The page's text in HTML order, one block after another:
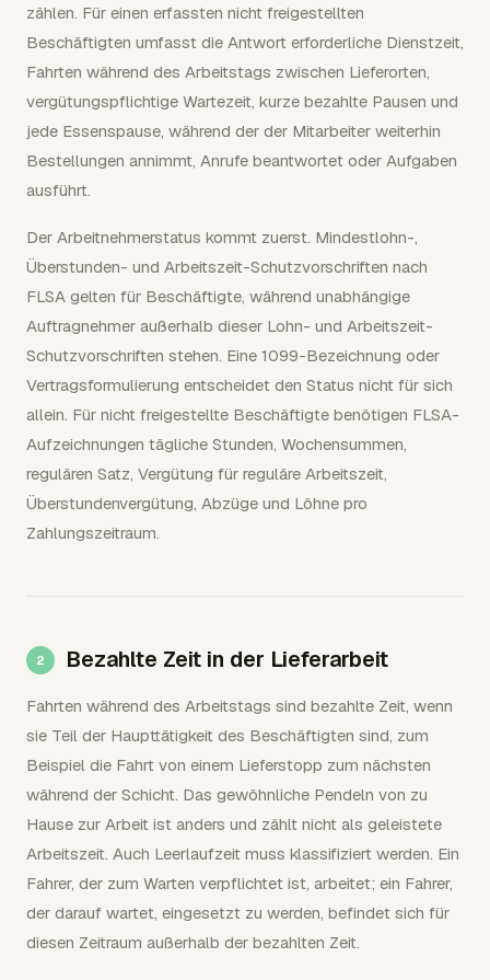
zählen. Für einen erfassten nicht freigestellten
Beschäftigten umfasst die Antwort erforderliche Dienstzeit,
Fahrten während des Arbeitstags zwischen Lieferorten,
vergütungspflichtige Wartezeit, kurze bezahlte Pausen und
jede Essenspause, während der der Mitarbeiter weiterhin
Bestellungen annimmt, Anrufe beantwortet oder Aufgaben
ausführt.
Der Arbeitnehmerstatus kommt zuerst. Mindestlohn-,
Überstunden- und Arbeitszeit-Schutzvorschriften nach
FLSA gelten für Beschäftigte, während unabhängige
Auftragnehmer außerhalb dieser Lohn- und Arbeitszeit-
Schutzvorschriften stehen. Eine 1099-Bezeichnung oder
Vertragsformulierung entscheidet den Status nicht für sich
allein. Für nicht freigestellte Beschäftigte benötigen FLSA-
Aufzeichnungen tägliche Stunden, Wochensummen,
regulären Satz, Vergütung für reguläre Arbeitszeit,
Überstundenvergütung, Abzüge und Löhne pro
Zahlungszeitraum.
Bezahlte Zeit in der Lieferarbeit
Fahrten während des Arbeitstags sind bezahlte Zeit, wenn
sie Teil der Haupttätigkeit des Beschäftigten sind, zum
Beispiel die Fahrt von einem Lieferstopp zum nächsten
während der Schicht. Das gewöhnliche Pendeln von zu
Hause zur Arbeit ist anders und zählt nicht als geleistete
Arbeitszeit. Auch Leerlaufzeit muss klassifiziert werden. Ein
Fahrer, der zum Warten verpflichtet ist, arbeitet; ein Fahrer,
der darauf wartet, eingesetzt zu werden, befindet sich für
diesen Zeitraum außerhalb der bezahlten Zeit.